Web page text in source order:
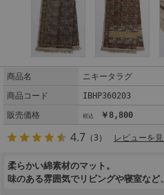
商品名
ニキータラグ
商品コード
IBHP360203
販売価格
￥8,800
4.7 （3） レビューを
柔らかい綿素材のマット。
味のある雰囲気でリビングや寝室など